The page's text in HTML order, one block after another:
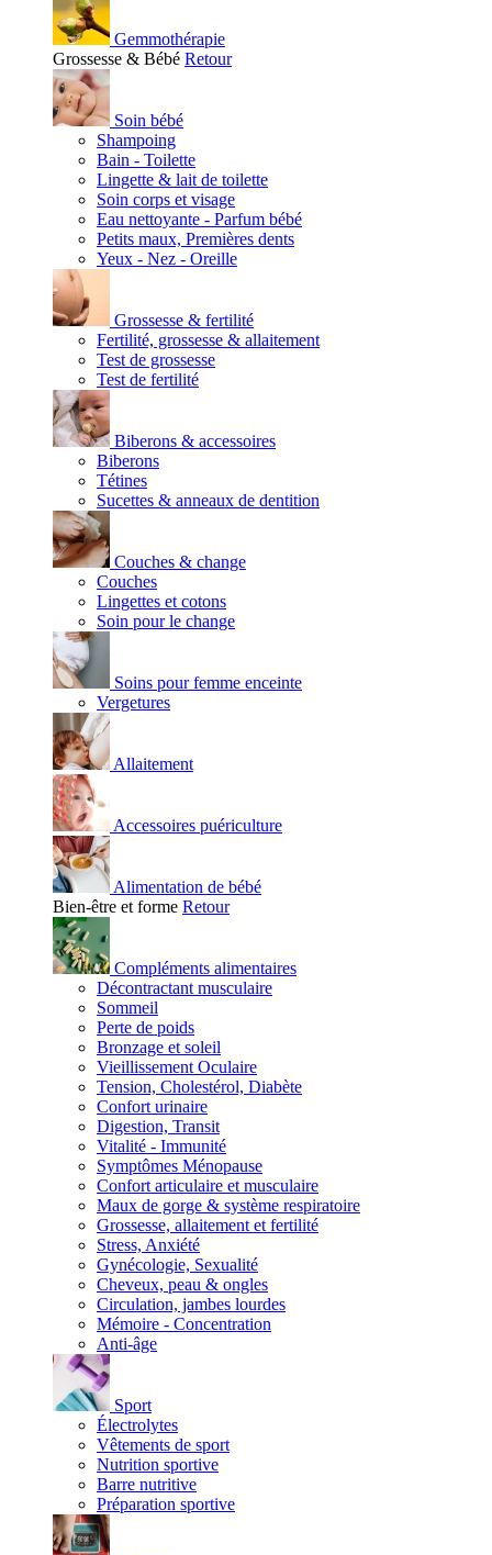
Gemmothérapie
Grossesse & Bébé Retour
Soin bébé
Shampoing
Bain - Toilette
Lingette & lait de toilette
Soin corps et visage
Eau nettoyante - Parfum bébé
Petits maux, Premières dents
Yeux - Nez - Oreille
Grossesse & fertilité
Fertilité, grossesse & allaitement
Test de grossesse
Test de fertilité
Biberons & accessoires
Biberons
Tétines
Sucettes & anneaux de dentition
Couches & change
Couches
Lingettes et cotons
Soin pour le change
Soins pour femme enceinte
Vergetures
Allaitement
Accessoires puériculture
Alimentation de bébé
Bien-être et forme Retour
Compléments alimentaires
Décontractant musculaire
Sommeil
Perte de poids
Bronzage et soleil
Vieillissement Oculaire
Tension, Cholestérol, Diabète
Confort urinaire
Digestion, Transit
Vitalité - Immunité
Symptômes Ménopause
Confort articulaire et musculaire
Maux de gorge & système respiratoire
Grossesse, allaitement et fertilité
Stress, Anxiété
Gynécologie, Sexualité
Cheveux, peau & ongles
Circulation, jambes lourdes
Mémoire - Concentration
Anti-âge
Sport
Électrolytes
Vêtements de sport
Nutrition sportive
Barre nutritive
Préparation sportive